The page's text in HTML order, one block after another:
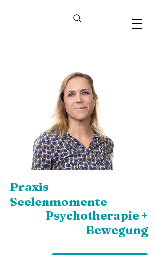
Psychotherapie +
Bewegung
Praxis
Seelenmomente